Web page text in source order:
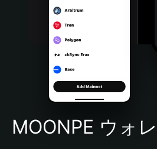
Bahasa Indonesia
Português (Brasil)
Español (Argentina)
MOONPE ウォ